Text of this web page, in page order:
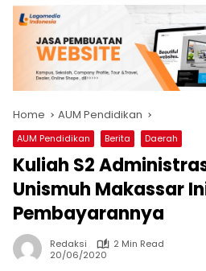
Home AUM Pendidikan
AUM Pendidikan Berita Daerah
Kuliah S2
Unismuh Makassar
Pembayarannya
Redaksi
2 Min Read
20/06/2020